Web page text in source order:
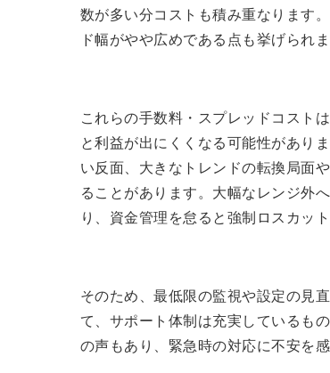
数が多い分コストも積み重なります
ド幅がやや広めである点も挙げられま
これらの手数料・スプレッドコスト
と利益が出にくくなる可能性があり
い反面、大きなトレンドの転換局面
ることがあります。大幅なレンジ外
り、資金管理を怠ると強制ロスカッ
そのため、最低限の監視や設定の見
て、サポート体制は充実しているも
の声もあり、緊急時の対応に不安を